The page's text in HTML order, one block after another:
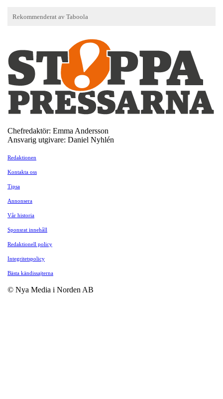
Chefredaktör: Emma Andersson
Ansvarig utgivare: Daniel Nyhlén
Redaktionen
Kontakta oss
Tipsa
Annonsera
Vår historia
Sponsrat innehåll
Redaktionell policy
Integritetspolicy
Bästa kändissajterna
© Nya Media i Norden AB